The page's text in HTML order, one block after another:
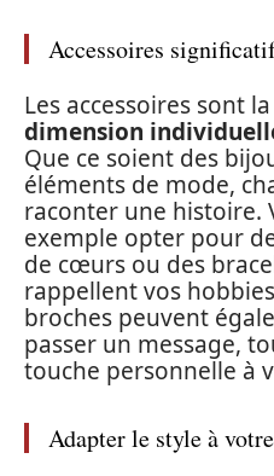
Accessoires
Les accessoires sont
dimension
Que ce soient des
éléments de mode,
raconter une histoire.
exemple opter pour
de cœurs ou des
rappellent vos
broches peuvent
passer un message,
touche personnelle à
Adapter le style à